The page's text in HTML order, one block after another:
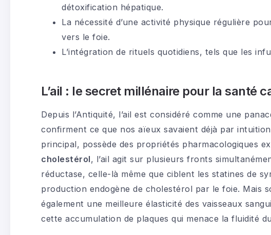
détoxification hépatique.
La nécessité d’une activité physique régulière
vers le foie.
L’intégration de rituels quotidiens, tels que les
L’ail : le secret millénaire pour la santé
Depuis l’Antiquité, l’ail est considéré comme une
confirment ce que nos aïeux savaient déjà par
principal, possède des propriétés pharmacologiques
cholestérol, l’ail agit sur plusieurs fronts
réductase, celle-là même que ciblent les statines de
production endogène de cholestérol par le foie. Mais
également une meilleure élasticité des vaisseaux
cette accumulation de plaques qui menace la fluidité